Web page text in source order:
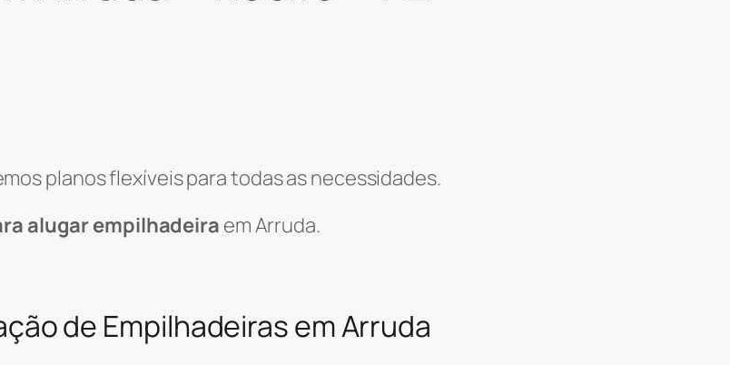
planos flexíveis para todas as necessidades.
alugar empilhadeiraem Arruda.
de Empilhadeiras em Arruda